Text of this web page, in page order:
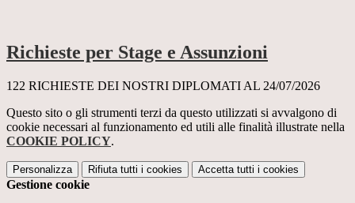
Richieste per Stage e Assunzioni
122 RICHIESTE DEI NOSTRI DIPLOMATI AL 24/07/2026
Questo sito o gli strumenti terzi da questo utilizzati si avvalgono di
cookie necessari al funzionamento ed utili alle finalità illustrate nella
COOKIE POLICY.
Personalizza Rifiuta tutti i cookies Accetta tutti i cookies
Gestione cookie